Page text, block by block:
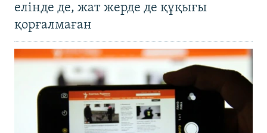
елінде де, жат жерде де құқығы
қорғалмаған